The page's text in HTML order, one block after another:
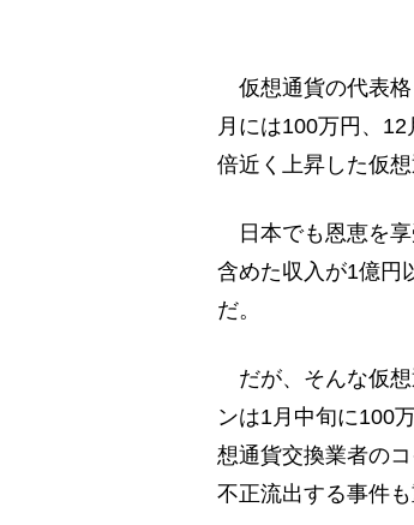
仮想通貨の代表格
月には100万円、
倍近く上昇した仮
日本でも恩恵を享
含めた収入が1億円
だ。
だが、そんな仮想
ンは1月中旬に100
想通貨交換業者の
不正流出する事件